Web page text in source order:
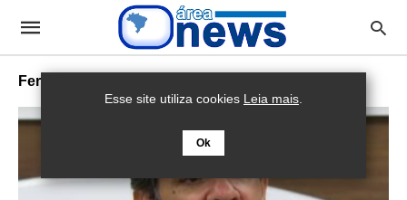
Fernando Haddad
Esse site utiliza cookies Leia mais.
Ok